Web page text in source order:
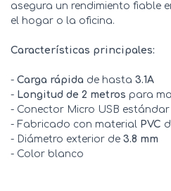
asegura un rendimiento fiable
el hogar o la oficina.
Características principales:
- Carga rápida de hasta 3.1A
- Longitud de 2 metros para
- Conector Micro USB estándar
- Fabricado con material PVC
- Diámetro exterior de 3.8 mm
- Color blanco